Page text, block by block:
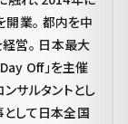
業。 都内を中
営。 日本最大
Off」を主催
ンサルタントとし
として日本全国